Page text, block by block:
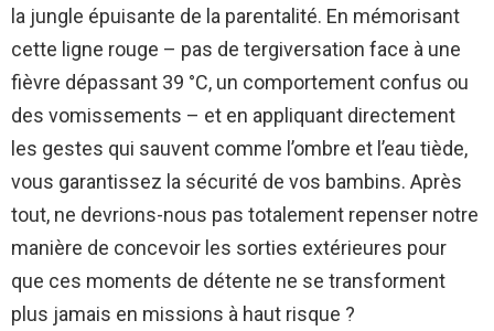
la jungle épuisante de la parentalité. En mémorisant
cette ligne rouge – pas de tergiversation face à une
fièvre dépassant 39 °C, un comportement confus ou
des vomissements – et en appliquant directement
les gestes qui sauvent comme l’ombre et l’eau tiède,
vous garantissez la sécurité de vos bambins. Après
tout, ne devrions-nous pas totalement repenser notre
manière de concevoir les sorties extérieures pour
que ces moments de détente ne se transforment
plus jamais en missions à haut risque ?